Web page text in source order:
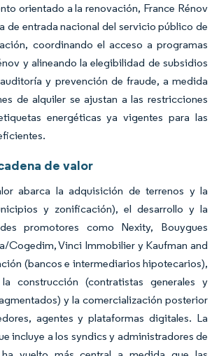
orientado a la renovación, France Rénov
de entrada nacional del servicio público de
coordinando el acceso a programas
y alineando la elegibilidad de subsidios
y prevención de fraude, a medida
de alquiler se ajustan a las restricciones
energéticas ya vigentes para las
de valor
abarca la adquisición de terrenos y la
y zonificación), el desarrollo y la
promotores como Nexity, Bouygues
Cogedim, Vinci Immobilier y Kaufman and
(bancos e intermediarios hipotecarios),
construcción (contratistas generales y
y la comercialización posterior
agentes y plataformas digitales. La
incluye a los syndics y administradores de